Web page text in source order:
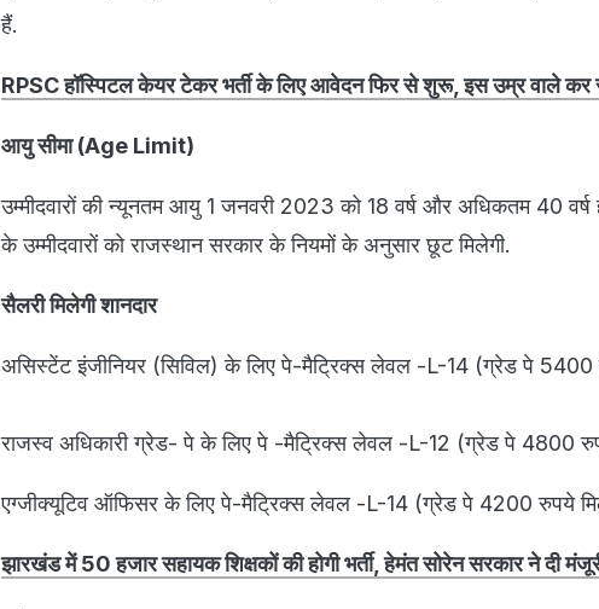
हैं.
RPSC हॉस्पिटल केयर टेकर भर्ती के लिए आवेदन फिर से शुरू, इस उम्र वाले
आयु सीमा (Age Limit)
उम्मीदवारों की न्यूनतम आयु 1 जनवरी 2023 को 18 वर्ष और अधिकतम 40 वर्ष
के उम्मीदवारों को राजस्थान सरकार के नियमों के अनुसार छूट मिलेगी.
सैलरी मिलेगी शानदार
असिस्टेंट इंजीनियर (सिविल) के लिए पे-मैट्रिक्स लेवल -L-14 (ग्रेड पे 5400
राजस्व अधिकारी ग्रेड- पे के लिए पे -मैट्रिक्स लेवल -L-12 (ग्रेड पे 4800
एग्जीक्यूटिव ऑफिसर के लिए पे-मैट्रिक्स लेवल -L-14 (ग्रेड पे 4200 रुपये
झारखंड में 50 हजार सहायक शिक्षकों की होगी भर्ती, हेमंत सोरेन सरकार ने दी